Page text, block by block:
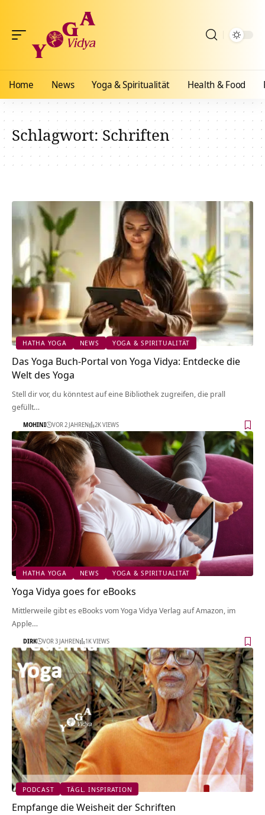
Home News Yoga & Spiritualität Health & Food
Schlagwort:Schriften
HATHA YOGA NEWS YOGA & SPIRITUALITÄT
Das Yoga Buch-Portal von Yoga Vidya: Entdecke die
Welt des Yoga
Stell dir vor, du könntest auf eine Bibliothek zugreifen, die prall
gefüllt…
MOHINI VOR 2 JAHREN 2K VIEWS
HATHA YOGA NEWS YOGA & SPIRITUALITÄT
Yoga Vidya goes for eBooks
Mittlerweile gibt es eBooks vom Yoga Vidya Verlag auf Amazon, im
Apple…
DIRK VOR 3 JAHREN 1K VIEWS
PODCAST TÄGL. INSPIRATION
Empfange die Weisheit der Schriften